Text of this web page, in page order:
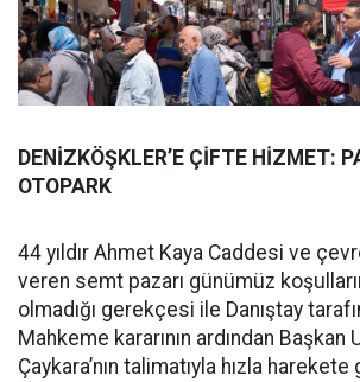
DENİZKÖŞKLER’E ÇİFTE HİZMET:
OTOPARK
44 yıldır Ahmet Kaya Caddesi ve
veren semt pazarı günümüz
olmadığı gerekçesi ile Danıştay
Mahkeme kararının ardından Başkan
Çaykara’nın talimatıyla hızla